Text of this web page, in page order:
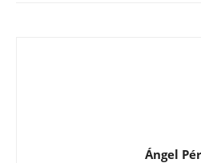
Ángel